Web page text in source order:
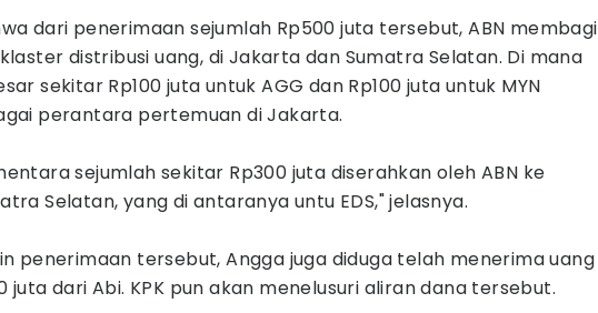
dari penerimaan sejumlah Rp500 juta tersebut, ABN membagi
distribusi uang, di Jakarta dan Sumatra Selatan. Di mana
sekitar Rp100 juta untuk AGG dan Rp100 juta untuk MYN
perantara pertemuan di Jakarta.
sejumlah sekitar Rp300 juta diserahkan oleh ABN ke
Selatan, yang di antaranya untu EDS," jelasnya.
penerimaan tersebut, Angga juga diduga telah menerima uang
juta dari Abi. KPK pun akan menelusuri aliran dana tersebut.